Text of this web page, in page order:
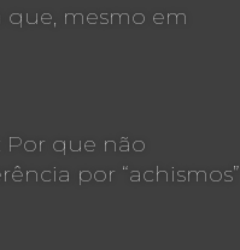
que, mesmo em
Por que não
por “achismos”